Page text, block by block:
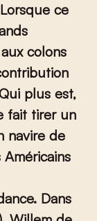
ce
colons
plus est,
fait tirer un
navire de
Dans